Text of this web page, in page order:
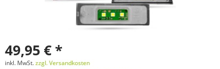
49,95 € *
inkl. MwSt.zzgl. Versandkosten